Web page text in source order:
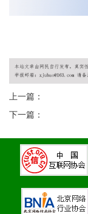
上一篇：
下一篇：